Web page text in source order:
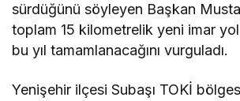
sürdüğünü söyleyen Başkan
toplam 15 kilometrelik yeni imar
bu yıl tamamlanacağını vurguladı.
Yenişehir ilçesi Subaşı TOKİ